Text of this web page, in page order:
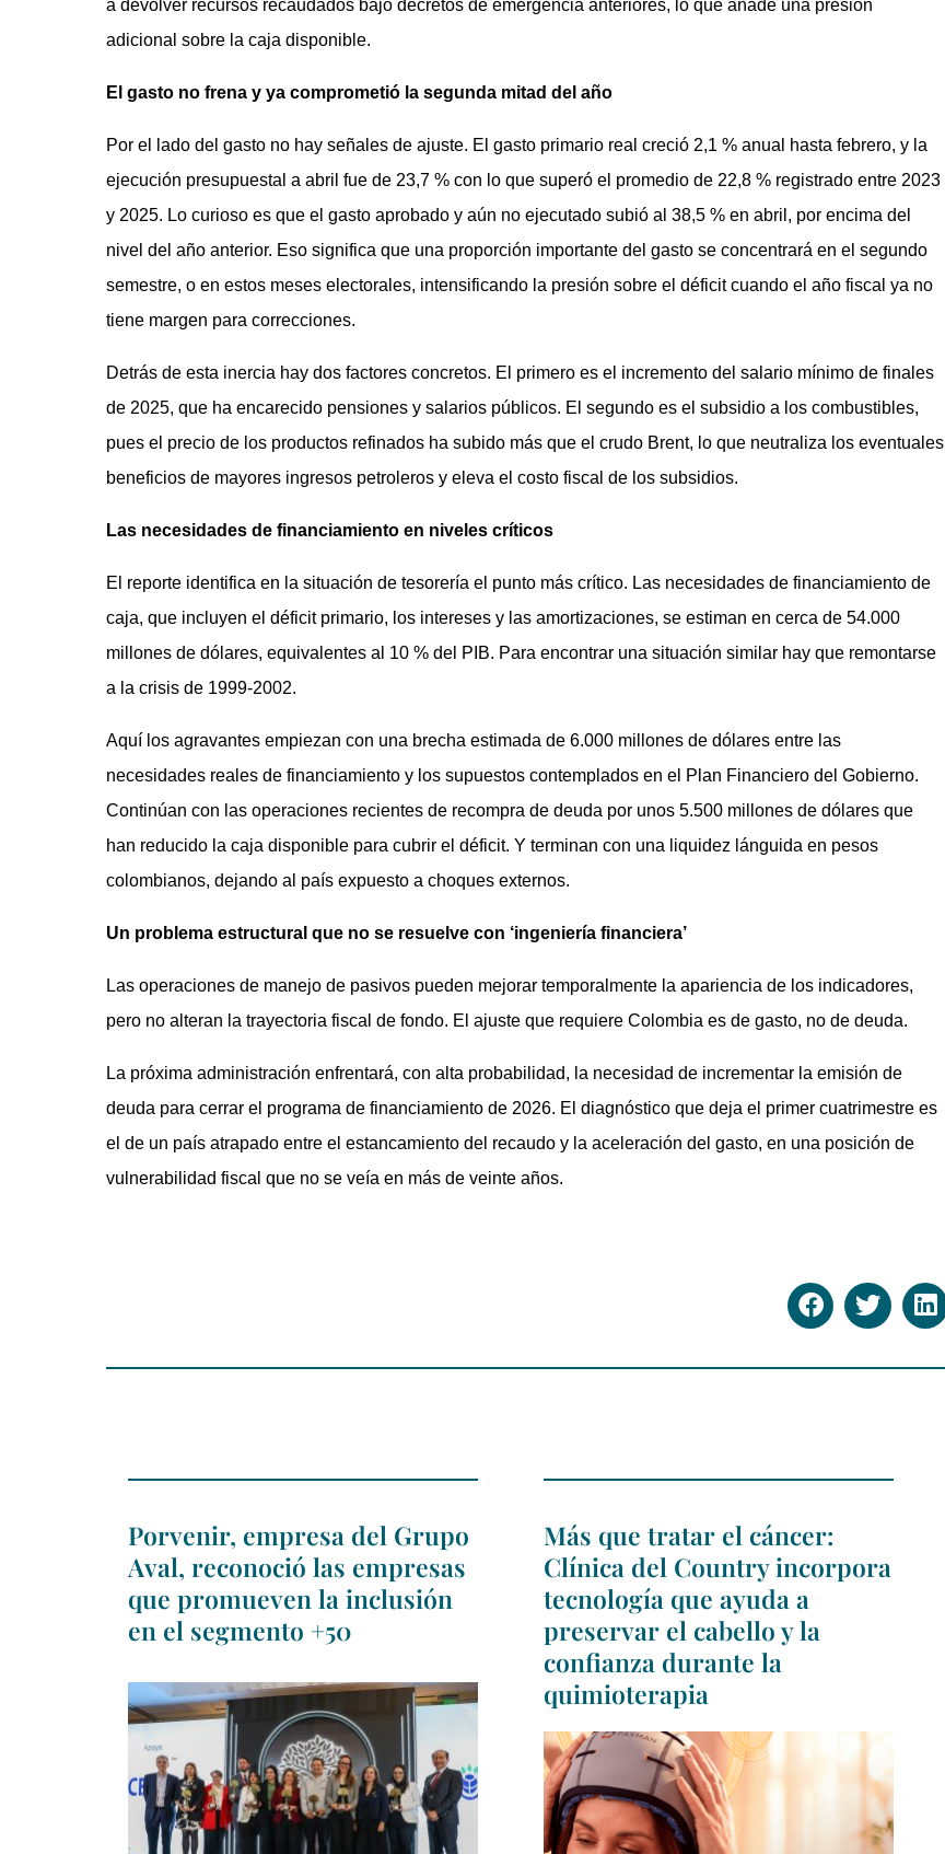
a devolver recursos recaudados bajo decretos de emergencia anteriores, lo que añade una presión
adicional sobre la caja disponible.
El gasto no frena y ya comprometió la segunda mitad del año
Por el lado del gasto no hay señales de ajuste. El gasto primario real creció 2,1 % anual hasta febrero, y la
ejecución presupuestal a abril fue de 23,7 % con lo que superó el promedio de 22,8 % registrado entre 2023
y 2025. Lo curioso es que el gasto aprobado y aún no ejecutado subió al 38,5 % en abril, por encima del
nivel del año anterior. Eso significa que una proporción importante del gasto se concentrará en el segundo
semestre, o en estos meses electorales, intensificando la presión sobre el déficit cuando el año fiscal ya no
tiene margen para correcciones.
Detrás de esta inercia hay dos factores concretos. El primero es el incremento del salario mínimo de finales
de 2025, que ha encarecido pensiones y salarios públicos. El segundo es el subsidio a los combustibles,
pues el precio de los productos refinados ha subido más que el crudo Brent, lo que neutraliza los eventuales
beneficios de mayores ingresos petroleros y eleva el costo fiscal de los subsidios.
Las necesidades de financiamiento en niveles críticos
El reporte identifica en la situación de tesorería el punto más crítico. Las necesidades de financiamiento de
caja, que incluyen el déficit primario, los intereses y las amortizaciones, se estiman en cerca de 54.000
millones de dólares, equivalentes al 10 % del PIB. Para encontrar una situación similar hay que remontarse
a la crisis de 1999-2002.
Aquí los agravantes empiezan con una brecha estimada de 6.000 millones de dólares entre las
necesidades reales de financiamiento y los supuestos contemplados en el Plan Financiero del Gobierno.
Continúan con las operaciones recientes de recompra de deuda por unos 5.500 millones de dólares que
han reducido la caja disponible para cubrir el déficit. Y terminan con una liquidez lánguida en pesos
colombianos, dejando al país expuesto a choques externos.
Un problema estructural que no se resuelve con ‘ingeniería financiera’
Las operaciones de manejo de pasivos pueden mejorar temporalmente la apariencia de los indicadores,
pero no alteran la trayectoria fiscal de fondo. El ajuste que requiere Colombia es de gasto, no de deuda.
La próxima administración enfrentará, con alta probabilidad, la necesidad de incrementar la emisión de
deuda para cerrar el programa de financiamiento de 2026. El diagnóstico que deja el primer cuatrimestre es
el de un país atrapado entre el estancamiento del recaudo y la aceleración del gasto, en una posición de
vulnerabilidad fiscal que no se veía en más de veinte años.
Porvenir, empresa del Grupo
Aval, reconoció las empresas
que promueven la inclusión
en el segmento +50
Más que tratar el cáncer:
Clínica del Country incorpora
tecnología que ayuda a
preservar el cabello y la
confianza durante la
quimioterapia